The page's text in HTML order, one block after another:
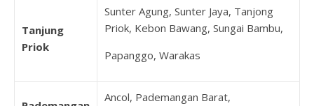
Tanjung
Priok
Sunter Agung, Sunter Jaya, Tanjong
Priok, Kebon Bawang, Sungai Bambu,
Papanggo, Warakas
Ancol, Pademangan Barat,